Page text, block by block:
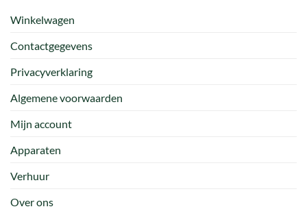
Winkelwagen
Contactgegevens
Privacyverklaring
Algemene voorwaarden
Mijn account
Apparaten
Verhuur
Over ons